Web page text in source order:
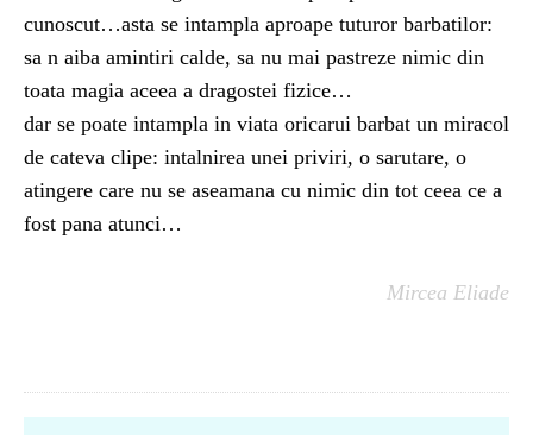
cunoscut…asta se intampla aproape tuturor barbatilor:
sa n aiba amintiri calde, sa nu mai pastreze nimic din
toata magia aceea a dragostei fizice…
dar se poate intampla in viata oricarui barbat un miracol
de cateva clipe: intalnirea unei priviri, o sarutare, o
atingere care nu se aseamana cu nimic din tot ceea ce a
fost pana atunci…
Mircea Eliade